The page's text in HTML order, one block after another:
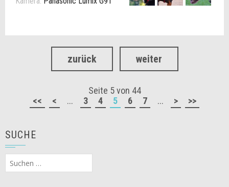
zurück weiter
Seite 5 von 44
<<
< ... 3 4 5 6 7 ... > >>
SUCHE
Suchen
nach: